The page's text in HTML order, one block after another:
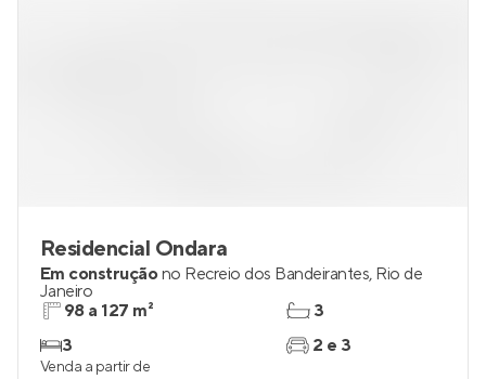
Residencial Ondara
Em construçãono Recreio dos Bandeirantes, Rio de
Janeiro
98 a 127 m²
3
3
2 e 3
Venda a partir de